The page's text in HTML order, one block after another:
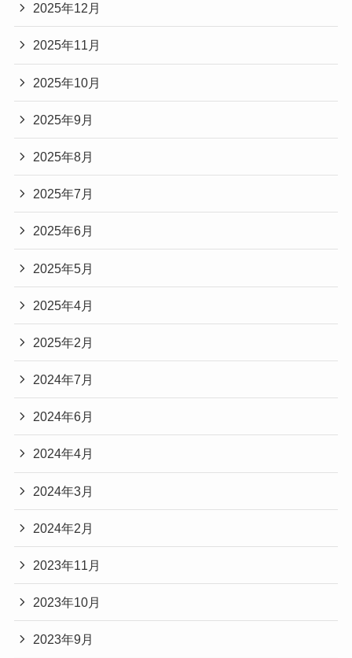
2025年12月
2025年11月
2025年10月
2025年9月
2025年8月
2025年7月
2025年6月
2025年5月
2025年4月
2025年2月
2024年7月
2024年6月
2024年4月
2024年3月
2024年2月
2023年11月
2023年10月
2023年9月